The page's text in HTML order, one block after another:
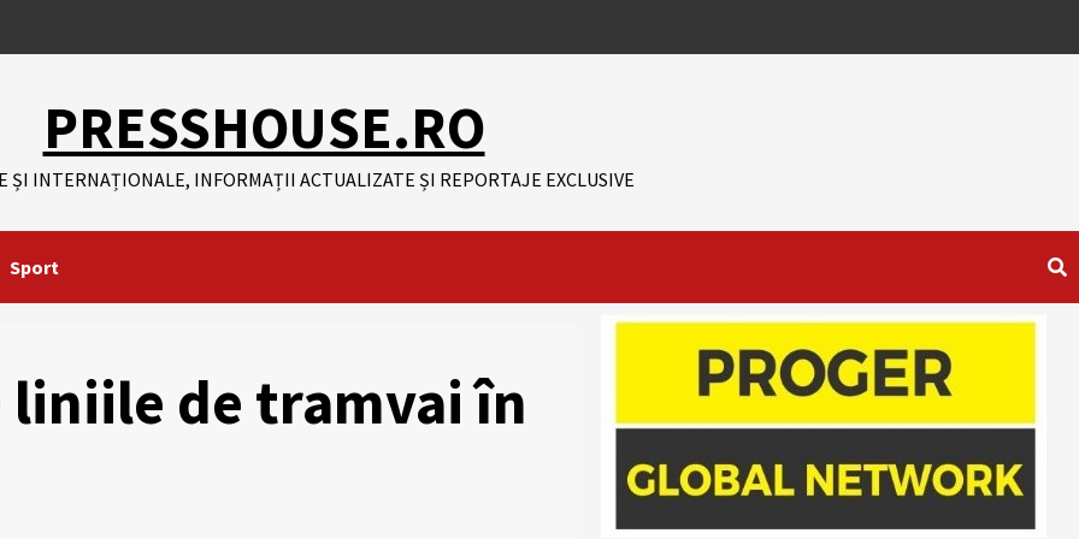
PRESSHOUSE.RO
ȘI INTERNAȚIONALE, INFORMAȚII ACTUALIZATE ȘI REPORTAJE EXCLUSIVE
Sport
de tramvai în